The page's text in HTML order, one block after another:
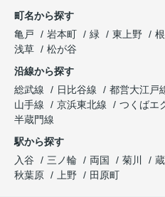
町名から探す
亀戸
岩本町 緑 東上野
浅草
松が谷
沿線から探す
総武線
日比谷線 都営大江戸
山手線
京浜東北線 つくばエ
半蔵門線
駅から探す
入谷
三ノ輪 両国 菊川
秋葉原
上野 田原町